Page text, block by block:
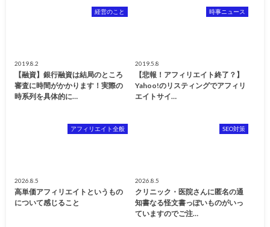
経営のこと
2019.8.2
【融資】銀行融資は結局のところ
審査に時間がかかります！実際の
時系列を具体的に…
時事ニュース
2019.5.8
【悲報！アフィリエイト終了？】
Yahoo!のリスティングでアフィリ
エイトサイ…
アフィリエイト全般
2026.8.5
高単価アフィリエイトというもの
について感じること
SEO対策
2026.8.5
クリニック・医院さんに匿名の通
知書なる怪文書っぽいものがいっ
ていますのでご注…